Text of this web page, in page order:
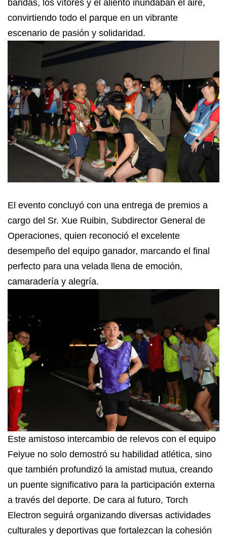
bandas, los vítores y el aliento inundaban el aire,
convirtiendo todo el parque en un vibrante
escenario de pasión y solidaridad.
El evento concluyó con una entrega de premios a
cargo del Sr. Xue Ruibin, Subdirector General de
Operaciones, quien reconoció el excelente
desempeño del equipo ganador, marcando el final
perfecto para una velada llena de emoción,
camaradería y alegría.
Este amistoso intercambio de relevos con el equipo
Feiyue no solo demostró su habilidad atlética, sino
que también profundizó la amistad mutua, creando
un puente significativo para la participación externa
a través del deporte. De cara al futuro, Torch
Electron seguirá organizando diversas actividades
culturales y deportivas que fortalezcan la cohesión